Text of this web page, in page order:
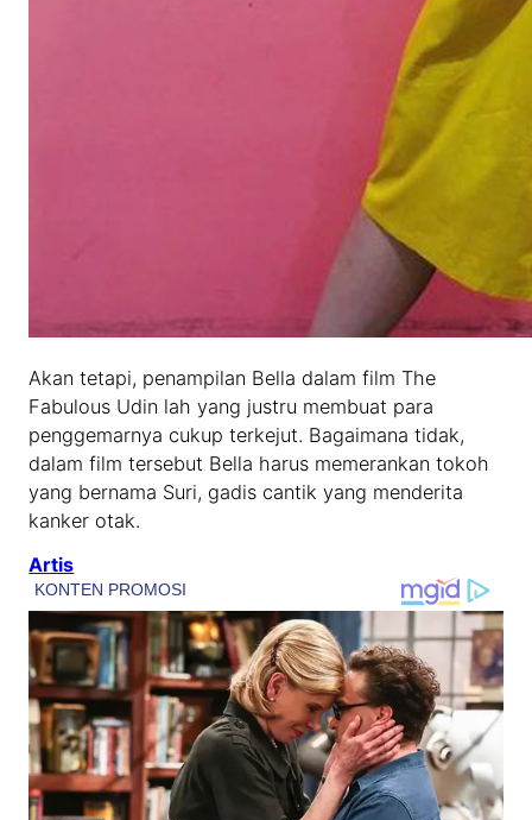
Akan tetapi, penampilan Bella dalam film The
Fabulous Udin lah yang justru membuat para
penggemarnya cukup terkejut. Bagaimana tidak,
dalam film tersebut Bella harus memerankan tokoh
yang bernama Suri, gadis cantik yang menderita
kanker otak.
Artis